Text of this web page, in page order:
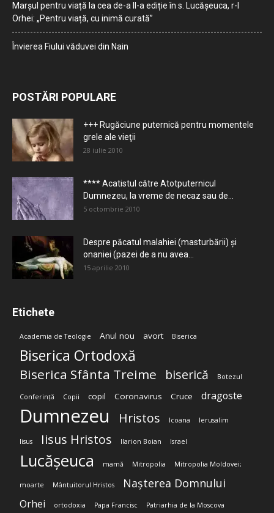
Marșul pentru viață la cea de-a II-a ediție în s. Lucășeuca, r-l
Orhei: „Pentru viață, cu inimă curată”
Învierea Fiului văduvei din Nain
POSTĂRI POPULARE
+++ Rugăciune puternică pentru momentele
grele ale vieţii
28 iulie 2010
**** Acatistul către Atotputernicul
Dumnezeu, la vreme de necaz sau de...
5 octombrie 2010
Despre păcatul malahiei (masturbării) şi
onaniei (pazei de a nu avea...
15 aprilie 2010
Etichete
Academia de Teologie Anul nou avort Biserica
Biserica Ortodoxă
Biserica Sfânta Treime biserică Botezul
Conferință Copii copil Coronavirus Cruce dragoste
Dumnezeu Hristos Icoana Ierusalim
Iisus Iisus Hristos Ilarion Boian Israel
Lucășeuca mamă Mitropolia Mitropolia Moldovei;
moarte Mântuitorul Hristos Nașterea Domnului
Orhei ortodoxia Papa Francisc Patriarhia de la Moscova